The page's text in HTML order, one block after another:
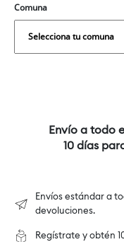
Comuna
Envío a todo
10 días
Envíos estándar a
devoluciones.
Regístrate y obtén